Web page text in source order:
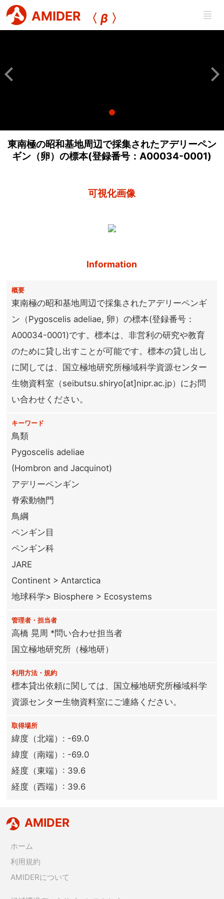
AMIDER 〈β 〉
東南極の昭和基地周辺で採集されたアデリーペン
ギン（卵）の標本(登録番号：A00034-0001)
可視化画像
Information
概要
東南極の昭和基地周辺で採集されたアデリーペンギ
ン（Pygoscelis adeliae, 卵）の標本(登録番号：
A00034-0001)です。標本は、非営利の研究や教育
のために貸し出すことが可能です。標本の貸し出し
に関しては、国立極地研究所極域科学資源センター
生物資料室（seibutsu.shiryo[at]nipr.ac.jp）にお問
い合わせください。
キーワード
鳥類
Pygoscelis adeliae
(Hombron and Jacquinot)
アデリーペンギン
脊索動物門
鳥綱
ペンギン目
ペンギン科
JARE
Continent > Antarctica
地球科学> Biosphere > Ecosystems
管理者・担当者
高橋 晃周 *問い合わせ担当者
国立極地研究所（極地研）
利用方法・規約
標本貸出依頼に関しては、国立極地研究所極域科学
資源センター生物資料室にご連絡ください。
取得場所
緯度（北端）: -69.0
緯度（南端）: -69.0
経度（東端）: 39.6
経度（西端）: 39.6
AMIDER
ホーム
利用規約
AMIDERについて